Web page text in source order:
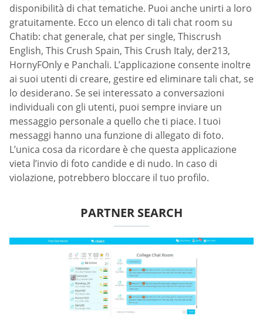
disponibilità di chat tematiche. Puoi anche unirti a loro
gratuitamente. Ecco un elenco di tali chat room su
Chatib: chat generale, chat per single, Thiscrush
English, This Crush Spain, This Crush Italy, der213,
HornyFOnly e Panchali. L’applicazione consente inoltre
ai suoi utenti di creare, gestire ed eliminare tali chat, se
lo desiderano. Se sei interessato a conversazioni
individuali con gli utenti, puoi sempre inviare un
messaggio personale a quello che ti piace. I tuoi
messaggi hanno una funzione di allegato di foto.
L’unica cosa da ricordare è che questa applicazione
vieta l’invio di foto candide e di nudo. In caso di
violazione, potrebbero bloccare il tuo profilo.
PARTNER SEARCH